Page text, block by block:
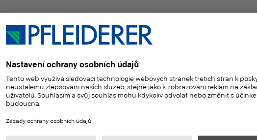
U FIRMY PFLEIDERER
materiálů, je součástí a partnerem této sítě, protože i nám
záleží na udržitelnosti a surovině dřevu. Lutz Enning, se
angažuje vživém oběhovém hospodářství, zasazuje se za
lepší životní prostředí a chce zavést udržitelné dřevostavby
v celé Evropě.